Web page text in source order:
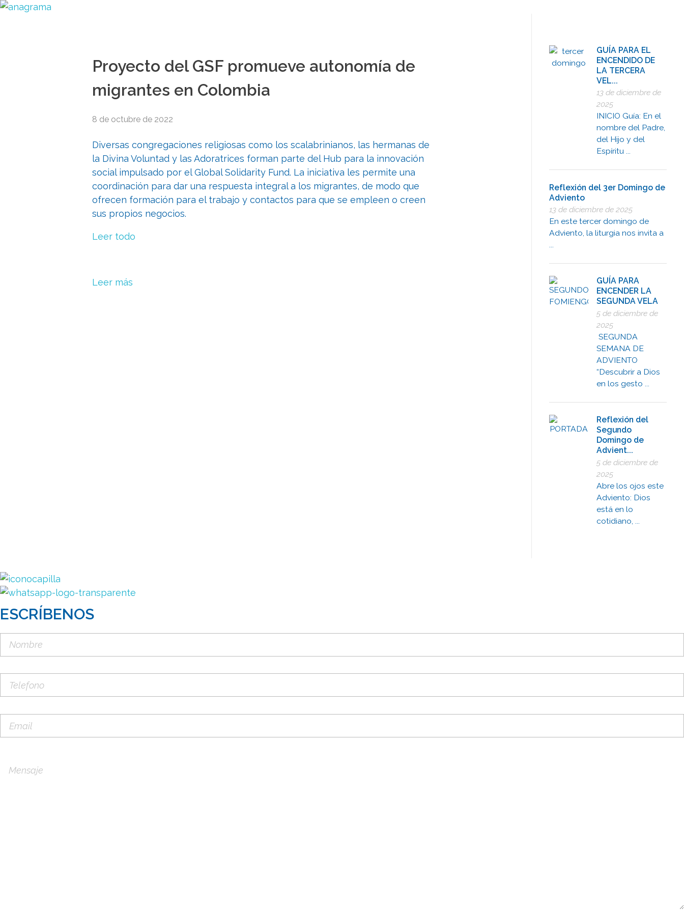
Proyecto del GSF promueve autonomía de
migrantes en Colombia
8 de octubre de 2022
Diversas congregaciones religiosas como los scalabrinianos, las hermanas de
la Divina Voluntad y las Adoratrices forman parte del Hub para la innovación
social impulsado por el Global Solidarity Fund. La iniciativa les permite una
coordinación para dar una respuesta integral a los migrantes, de modo que
ofrecen formación para el trabajo y contactos para que se empleen o creen
sus propios negocios.
Leer todo
Leer más
GUÍA PARA EL
ENCENDIDO DE
LA TERCERA
VEL...
13 de diciembre de
2025
INICIO Guía: En el
nombre del Padre,
del Hijo y del
Espíritu ...
Reflexión del 3er Domingo de
Adviento
13 de diciembre de 2025
En este tercer domingo de
Adviento, la liturgia nos invita a
...
GUÍA PARA
ENCENDER LA
SEGUNDA VELA
5 de diciembre de
2025
SEGUNDA
SEMANA DE
ADVIENTO
“Descubrir a Dios
en los gesto ...
Reflexión del
Segundo
Domingo de
Advient...
5 de diciembre de
2025
Abre los ojos este
Adviento: Dios
está en lo
cotidiano, ...
ESCRÍBENOS